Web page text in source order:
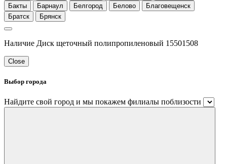
Бакты
Барнаул Белгород Белово
Благовещенск
Братск
Брянск
Наличие Диск щеточный полипропиленовый 15501508
Close
Выбор города
Найдите свой город и мы покажем филиалы поблизости